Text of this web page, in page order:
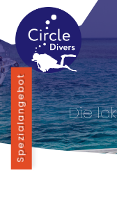
Die
Spezialangebot